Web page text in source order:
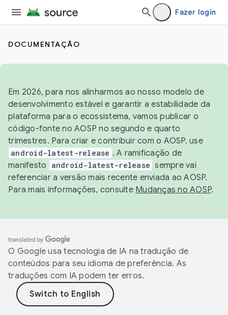
Fazer login
DOCUMENTAÇÃO
Em 2026, para nos alinharmos ao nosso modelo de
desenvolvimento estável e garantir a estabilidade da
plataforma para o ecossistema, vamos publicar o
código-fonte no AOSP no segundo e quarto
trimestres. Para criar e contribuir com o AOSP, use
android-latest-release . A ramificação de
manifesto
android-latest-release sempre vai
referenciar a versão mais recente enviada ao AOSP.
Para mais informações, consulte Mudanças no AOSP.
O Google usa tecnologia de IA na tradução de
conteúdos para seu idioma de preferência. As
traduções com IA podem ter erros.